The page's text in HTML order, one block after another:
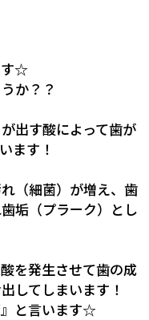
す☆
か？？
出す酸によって歯が
ます！
（細菌）が増え、歯
垢（プラーク）とし
を発生させて歯の成
してしまいます！
』と言います☆